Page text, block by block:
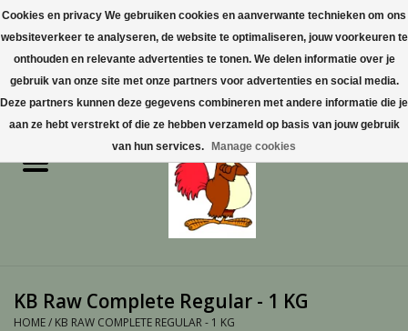
0 Artikelen - €0,00
Home
Vogelproducten aanschaffen
in Limburg
KB Raw Complete Regular - 1 KG
HOME/ KB RAW COMPLETE REGULAR - 1 KG
Cookies en privacy We gebruiken cookies en aanverwante technieken om ons
websiteverkeer te analyseren, de website te optimaliseren, jouw voorkeuren te
onthouden en relevante advertenties te tonen. We delen informatie over je
gebruik van onze site met onze partners voor advertenties en social media.
Deze partners kunnen deze gegevens combineren met andere informatie die je
aan ze hebt verstrekt of die ze hebben verzameld op basis van jouw gebruik
van hun services.
Manage cookies